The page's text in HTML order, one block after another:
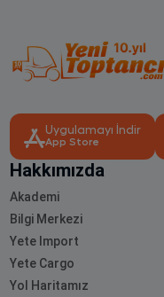
Uygulamayı İndir
App Store
Hakkımızda
Akademi
Bilgi Merkezi
Yete Import
Yete Cargo
Yol Haritamız